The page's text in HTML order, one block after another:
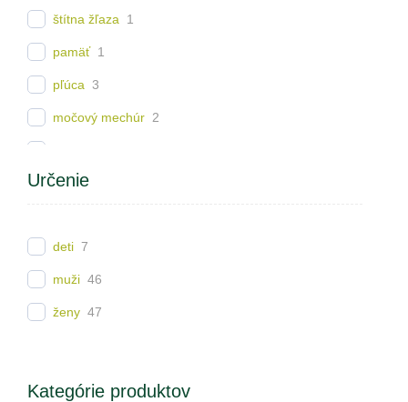
štítna žľaza 1
pamäť 1
pľúca 3
močový mechúr 2
prostata
nervový systém
slezina 1
pankreas
Určenie
deti 7
muži 46
ženy 47
Kategórie produktov